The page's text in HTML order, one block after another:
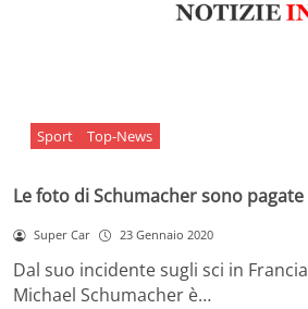
Sport Top-News
Le foto di Schumacher sono
Super Car 23 Gennaio 2020
Dal suo incidente sugli sci in
Michael Schumacher è…